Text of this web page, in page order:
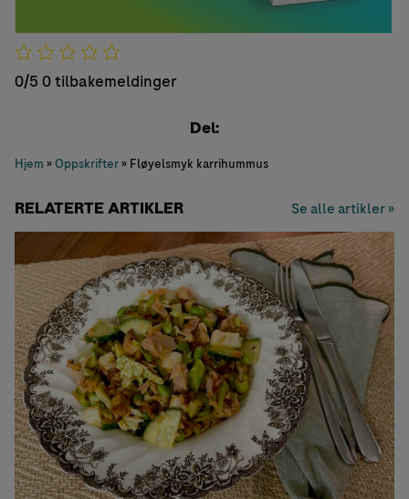
0/5 0 tilbakemeldinger
Del:
Hjem »Oppskrifter» Fløyelsmyk karrihummus
RELATERTE ARTIKLER Se alle artikler »